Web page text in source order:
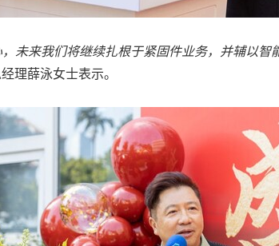
未来我们将继续扎根于紧固件业务，并辅以
理薛泳女士表示。